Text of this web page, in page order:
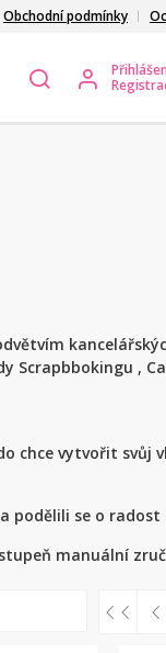
Obchodní podmínky
,
chce vytvořit svůj
podělili se o
manuální